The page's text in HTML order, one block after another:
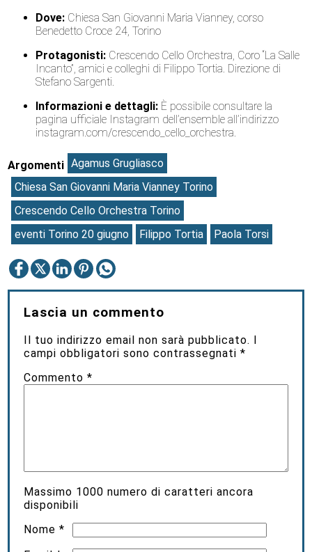
Dove: Chiesa San Giovanni Maria Vianney, corso
Benedetto Croce 24, Torino
Protagonisti: Crescendo Cello Orchestra, Coro “La Salle
Incanto”, amici e colleghi di Filippo Tortia. Direzione di
Stefano Sargenti.
Informazioni e dettagli: È possibile consultare la
pagina ufficiale Instagram dell’ensemble all’indirizzo
instagram.com/crescendo_cello_orchestra.
Argomenti Agamus Grugliasco
Chiesa San Giovanni Maria Vianney Torino
Crescendo Cello Orchestra Torino
eventi Torino 20 giugno
Filippo Tortia Paola Torsi
Lascia un commento
Il tuo indirizzo email non sarà pubblicato. I
campi obbligatori sono contrassegnati*
Commento*
Massimo 1000 numero di caratteri ancora
disponibili
Nome*